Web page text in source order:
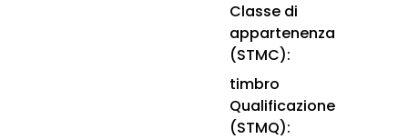
Classe di
appartenenza
(STMC):
timbro
Qualificazione
(STMQ):